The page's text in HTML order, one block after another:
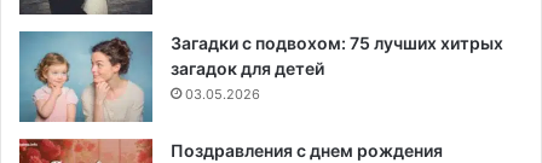
Загадки с подвохом: 75 лучших хитрых
загадок для детей
03.05.2026
Поздравления с днем рождения